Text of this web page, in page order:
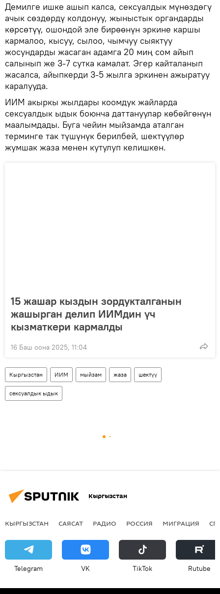
Демилге ишке ашып калса, сексуалдык мүнөздөгү
ачык сөздөрдү колдонуу, жыныстык органдарды
көрсөтүү, ошондой эле бирөөнүн эркине каршы
кармалоо, кысуу, сылоо, чымчуу сыяктуу
жосундарды жасаган адамга 20 миң сом айып
салынып же 3-7 сутка камалат. Эгер кайталанып
жасалса, айыпкерди 3-5 жылга эркинен ажыратуу
каралууда.
ИИМ акыркы жылдары коомдук жайларда
сексуалдык ыдык боюнча даттануулар көбөйгөнүн
маалымдады. Буга чейин мыйзамда аталган
терминге так түшүнүк берилбей, шектүүлөр
жумшак жаза менен кутулуп келишкен.
15 жашар кыздын зордукталганын
жашырган делип ИИМдин үч
кызматкери кармалды
16 Баш оона 2025, 11:04
Кыргызстан ИИМ мыйзам жаза шектүү
сексуалдык ыдык
Кыргызстан
КЫРГЫЗСТАН САЯСАТ РАДИО РОССИЯ МИГРАЦИЯ
Telegram VK ТikТоk Rutube